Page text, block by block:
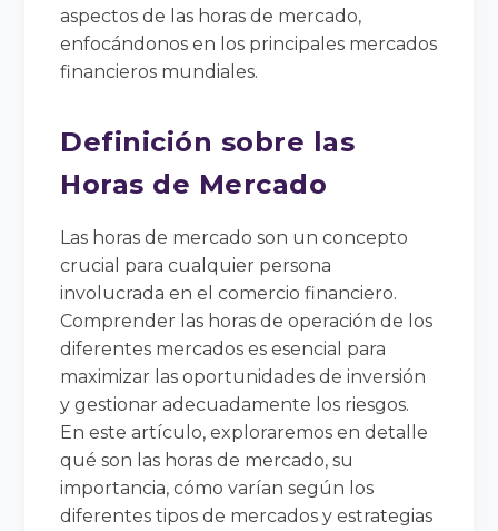
aspectos de las horas de mercado,
enfocándonos en los principales mercados
financieros mundiales.
Definición sobre las
Horas de Mercado
Las horas de mercado son un concepto
crucial para cualquier persona
involucrada en el comercio financiero.
Comprender las horas de operación de los
diferentes mercados es esencial para
maximizar las oportunidades de inversión
y gestionar adecuadamente los riesgos.
En este artículo, exploraremos en detalle
qué son las horas de mercado, su
importancia, cómo varían según los
diferentes tipos de mercados y estrategias